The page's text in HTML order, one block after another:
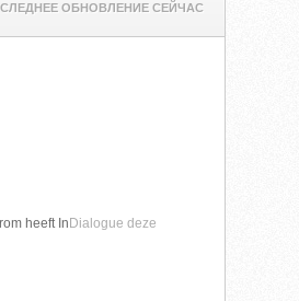
ОБНОВЛЕНИЕ СЕЙЧАС
heeft In Dialogue deze